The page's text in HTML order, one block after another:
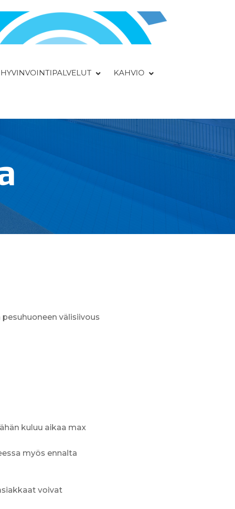
KAHVIO
välisiivous
kuluu aikaa max
myös ennalta
voivat